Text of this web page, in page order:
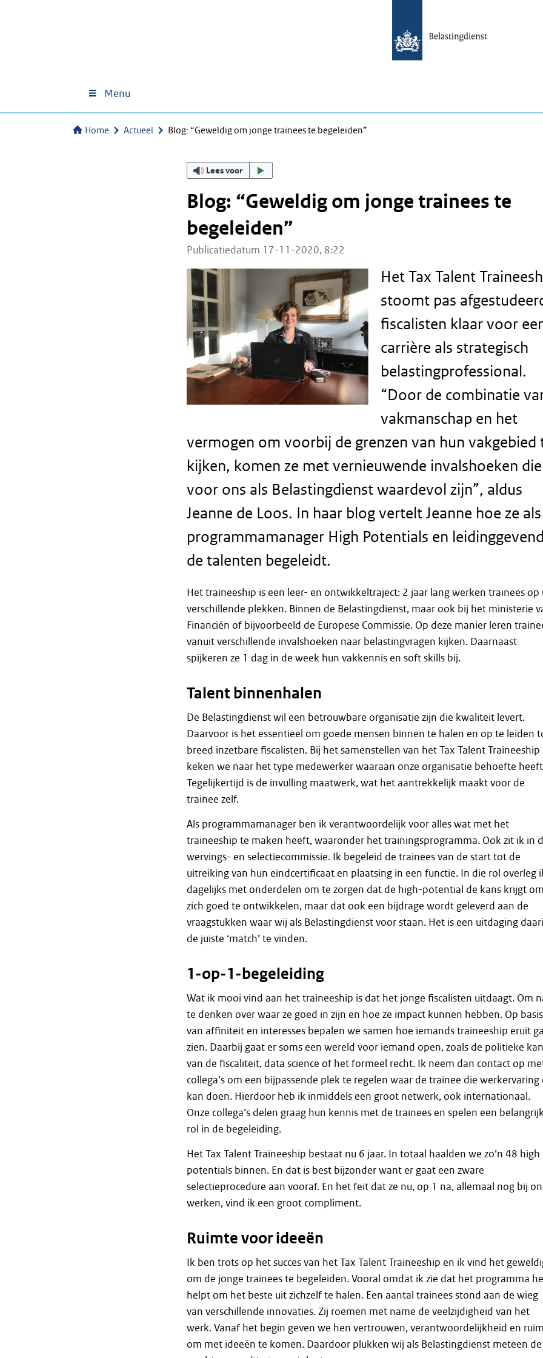
Menu
Home Actueel Blog: “Geweldig om jonge trainees te begeleiden”
Lees voor
Blog: “Geweldig om jonge trainees te
begeleiden”
Publicatiedatum 17-11-2020, 8:22
Het Tax Talent
stoomt pas
fiscalisten klaar voor
carrière als strategisch
belastingprofessional.
“Door de combinatie
vakmanschap en het
vermogen om voorbij de grenzen van hun vakgebied
kijken, komen ze met vernieuwende invalshoeken die
voor ons als Belastingdienst waardevol zijn”, aldus
Jeanne de Loos. In haar blog vertelt Jeanne hoe ze als
programmamanager High Potentials en
de talenten begeleidt.
Het traineeship is een leer- en ontwikkeltraject: 2 jaar lang werken trainees op
verschillende plekken. Binnen de Belastingdienst, maar ook bij het ministerie
Financiën of bijvoorbeeld de Europese Commissie. Op deze manier leren
vanuit verschillende invalshoeken naar belastingvragen kijken. Daarnaast
spijkeren ze 1 dag in de week hun vakkennis en soft skills bij.
Talent binnenhalen
De Belastingdienst wil een betrouwbare organisatie zijn die kwaliteit levert.
Daarvoor is het essentieel om goede mensen binnen te halen en op te leiden
breed inzetbare fiscalisten. Bij het samenstellen van het Tax Talent Traineeship
keken we naar het type medewerker waaraan onze organisatie behoefte
Tegelijkertijd is de invulling maatwerk, wat het aantrekkelijk maakt voor de
trainee zelf.
Als programmamanager ben ik verantwoordelijk voor alles wat met het
traineeship te maken heeft, waaronder het trainingsprogramma. Ook zit ik in
wervings- en selectiecommissie. Ik begeleid de trainees van de start tot de
uitreiking van hun eindcertificaat en plaatsing in een functie. In die rol overleg
dagelijks met onderdelen om te zorgen dat de high-potential de kans krijgt om
zich goed te ontwikkelen, maar dat ook een bijdrage wordt geleverd aan de
vraagstukken waar wij als Belastingdienst voor staan. Het is een uitdaging
de juiste ‘match’ te vinden.
1-op-1-begeleiding
Wat ik mooi vind aan het traineeship is dat het jonge fiscalisten uitdaagt. Om
te denken over waar ze goed in zijn en hoe ze impact kunnen hebben. Op basis
van affiniteit en interesses bepalen we samen hoe iemands traineeship eruit
zien. Daarbij gaat er soms een wereld voor iemand open, zoals de politieke
van de fiscaliteit, data science of het formeel recht. Ik neem dan contact op
collega’s om een bijpassende plek te regelen waar de trainee die werkervaring
kan doen. Hierdoor heb ik inmiddels een groot netwerk, ook internationaal.
Onze collega’s delen graag hun kennis met de trainees en spelen een
rol in de begeleiding.
Het Tax Talent Traineeship bestaat nu 6 jaar. In totaal haalden we zo’n 48 high
potentials binnen. En dat is best bijzonder want er gaat een zware
selectieprocedure aan vooraf. En het feit dat ze nu, op 1 na, allemaal nog bij
werken, vind ik een groot compliment.
Ruimte voor ideeën
Ik ben trots op het succes van het Tax Talent Traineeship en ik vind het
om de jonge trainees te begeleiden. Vooral omdat ik zie dat het programma
helpt om het beste uit zichzelf te halen. Een aantal trainees stond aan de wieg
van verschillende innovaties. Zij roemen met name de veelzijdigheid van het
werk. Vanaf het begin geven we hen vertrouwen, verantwoordelijkheid en
om met ideeën te komen. Daardoor plukken wij als Belastingdienst meteen de